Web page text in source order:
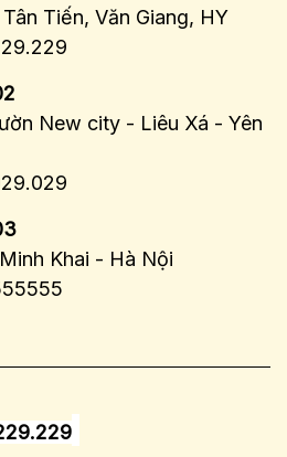
Tiến, Văn Giang, HY
New city - Liêu Xá - Yên
Khai - Hà Nội